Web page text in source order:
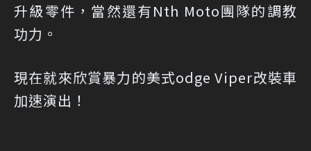
升級零件，當然還有Nth Moto團隊的調教
功力。
現在就來欣賞暴力的美式odge Viper改裝車
加速演出！